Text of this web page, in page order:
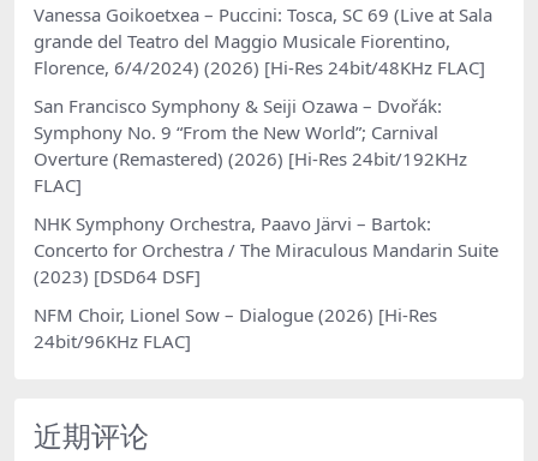
Vanessa Goikoetxea – Puccini: Tosca, SC 69 (Live at Sala
grande del Teatro del Maggio Musicale Fiorentino,
Florence, 6/4/2024) (2026) [Hi-Res 24bit/48KHz FLAC]
San Francisco Symphony & Seiji Ozawa – Dvořák:
Symphony No. 9 “From the New World”; Carnival
Overture (Remastered) (2026) [Hi-Res 24bit/192KHz
FLAC]
NHK Symphony Orchestra, Paavo Järvi – Bartok:
Concerto for Orchestra / The Miraculous Mandarin Suite
(2023) [DSD64 DSF]
NFM Choir, Lionel Sow – Dialogue (2026) [Hi-Res
24bit/96KHz FLAC]
近期评论